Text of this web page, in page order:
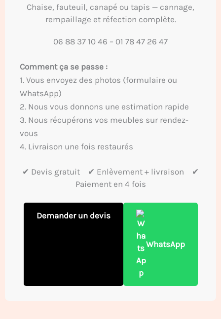
Chaise, fauteuil, canapé ou tapis — cannage,
rempaillage et réfection complète.
06 88 37 10 46 – 01 78 47 26 47
Comment ça se passe :
1. Vous envoyez des photos (formulaire ou
WhatsApp)
2. Nous vous donnons une estimation rapide
3. Nous récupérons vos meubles sur rendez-
vous
4. Livraison une fois restaurés
✔ Devis gratuit ✔ Enlèvement + livraison ✔
Paiement en 4 fois
Demander un devis
WhatsApp